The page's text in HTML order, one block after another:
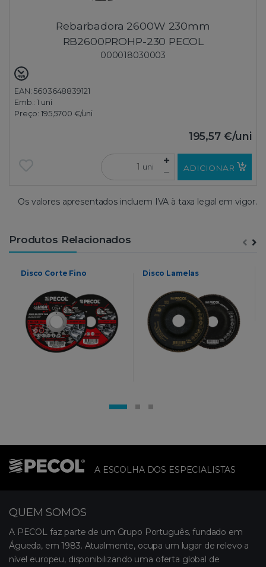
Rebarbadora 2600W 230mm
RB2600PROHP-230 PECOL
000018030003
EAN: 5603648839121
Emb.:1 uni
Preço: 195,5700 €/uni
195,57 €/uni
uni ADICIONAR
Os valores apresentados incluem IVA à taxa legal em vigor.
Produtos Relacionados
Disco Corte Fino Disco Lamelas
A ESCOLHA DOS ESPECIALISTAS
QUEM SOMOS
A PECOL faz parte de um Grupo Português, fundado em
Águeda, em 1983. Atualmente, ocupa um lugar de relevo a
nível europeu, disponibilizando uma oferta global de